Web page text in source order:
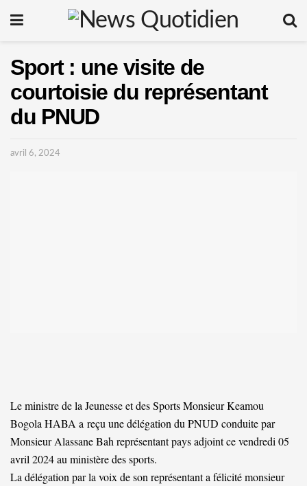
Sport : une visite de
courtoisie du représentant
du PNUD
avril 6, 2024
Le ministre de la Jeunesse et des Sports Monsieur Keamou
Bogola HABA a reçu une délégation du PNUD conduite par
Monsieur Alassane Bah représentant pays adjoint ce vendredi 05
avril 2024 au ministère des sports.
La délégation par la voix de son représentant a félicité monsieur